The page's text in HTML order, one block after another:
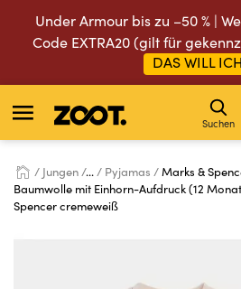
Under Armour bis zu –50 % |
Code EXTRA20 (gilt für
DAS WILL ICH
Suchen
Jungen ... Pyjamas
Marks &
Baumwolle mit Einhorn-Aufdruck (12
Spencer cremeweiß